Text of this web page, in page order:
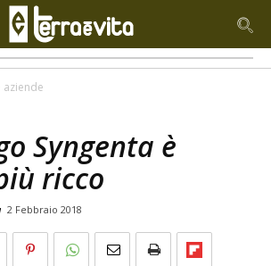
aziende
Syngenta è
ricco
2 Febbraio 2018